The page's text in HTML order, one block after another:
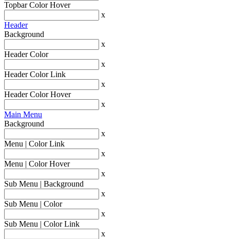
Topbar Color Hover
x
Header
Background
x
Header Color
x
Header Color Link
x
Header Color Hover
x
Main Menu
Background
x
Menu | Color Link
x
Menu | Color Hover
x
Sub Menu | Background
x
Sub Menu | Color
x
Sub Menu | Color Link
x